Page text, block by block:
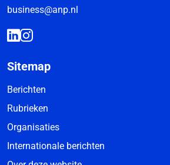
business@anp.nl
Sitemap
Berichten
Rubrieken
Organisaties
Internationale berichten